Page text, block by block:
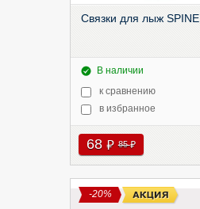
Связки для лыж SPINE,
В наличии
к сравнению
в избранное
68 руб 85руб
-20%